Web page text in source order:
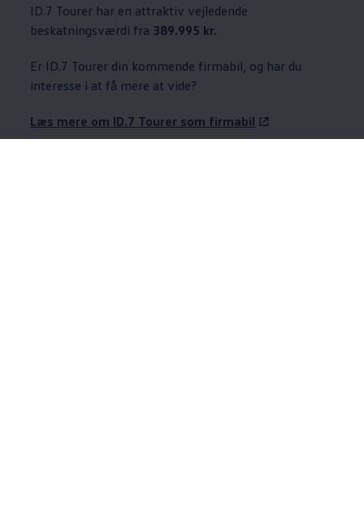
ID.7 Tourer har en attraktiv vejledende
beskatningsværdi fra 389.995 kr.
Er ID.7 Tourer din kommende firmabil, og har du
interesse i at få mere at vide?
Læs mere om ID.7 Tourer som firmabil